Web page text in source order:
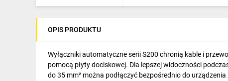
Napędy elektryczne
Pneumatyka
OPIS PRODUKTU
Wyłączniki automatyczne serii S200 chronią kable i
pomocą płyty dociskowej. Dla lepszej widoczności
do 35 mm² można podłączyć bezpośrednio do